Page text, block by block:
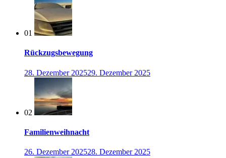
01
Rückzugsbewegung
28. Dezember 202529. Dezember 2025
02
Familienweihnacht
26. Dezember 202528. Dezember 2025